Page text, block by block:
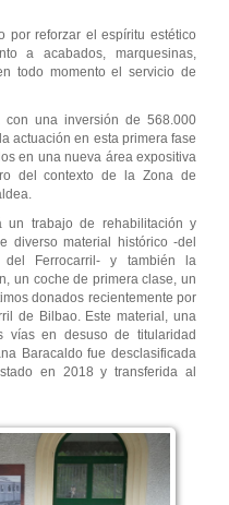
por reforzar el espíritu estético
a acabados, marquesinas,
todo momento el servicio de
una inversión de 568.000
actuación en esta primera fase
en una nueva área expositiva
del contexto de la Zona de
un trabajo de rehabilitación y
diverso material histórico -del
Ferrocarril- y también la
un coche de primera clase, un
donados recientemente por
de Bilbao. Este material, una
vías en desuso de titularidad
Baracaldo fue desclasificada
en 2018 y transferida al